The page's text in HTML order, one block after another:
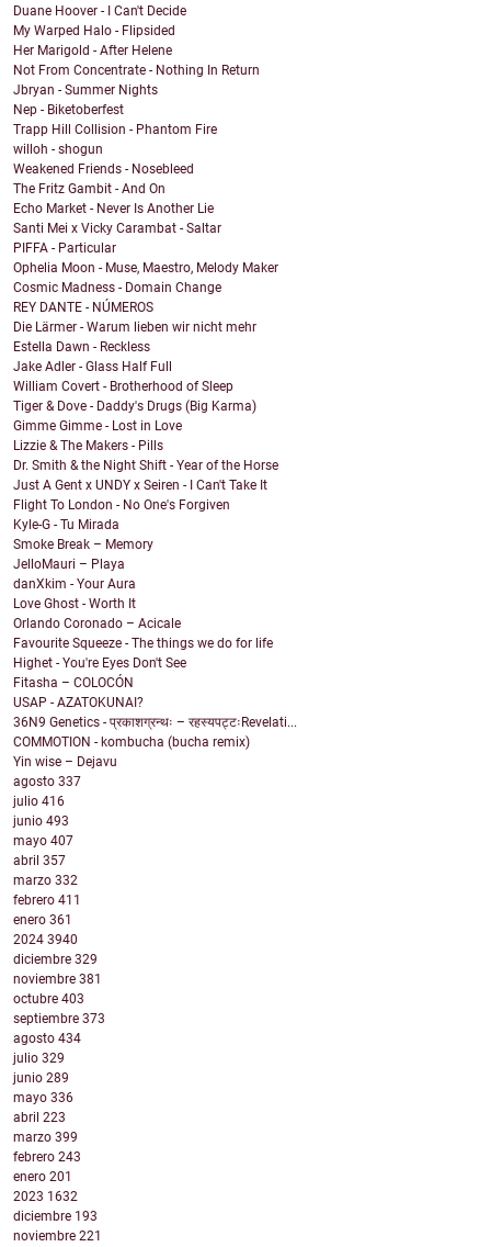
Duane Hoover - I Can't Decide
My Warped Halo - Flipsided
Her Marigold - After Helene
Not From Concentrate - Nothing In Return
Jbryan - Summer Nights
Nep - Biketoberfest
Trapp Hill Collision - Phantom Fire
willoh - shogun
Weakened Friends - Nosebleed
The Fritz Gambit - And On
Echo Market - Never Is Another Lie
Santi Mei x Vicky Carambat - Saltar
PIFFA - Particular
Ophelia Moon - Muse, Maestro, Melody Maker
Cosmic Madness - Domain Change
REY DANTE - NÚMEROS
Die Lärmer - Warum lieben wir nicht mehr
Estella Dawn - Reckless
Jake Adler - Glass Half Full
William Covert - Brotherhood of Sleep
Tiger & Dove - Daddy's Drugs (Big Karma)
Gimme Gimme - Lost in Love
Lizzie & The Makers - Pills
Dr. Smith & the Night Shift - Year of the Horse
Just A Gent x UNDY x Seiren - I Can't Take It
Flight To London - No One's Forgiven
Kyle-G - Tu Mirada
Smoke Break – Memory
JelloMauri – Playa
danXkim - Your Aura
Love Ghost - Worth It
Orlando Coronado – Acicale
Favourite Squeeze - The things we do for life
Highet - You're Eyes Don't See
Fitasha – COLOCÓN
USAP - AZATOKUNAI?
36N9 Genetics - प्रकाशग्रन्थः – रहस्यपट्टःRevelati...
COMMOTION - kombucha (bucha remix)
Yin wise – Dejavu
agosto 337
julio 416
junio 493
mayo 407
abril 357
marzo 332
febrero 411
enero 361
2024 3940
diciembre 329
noviembre 381
octubre 403
septiembre 373
agosto 434
julio 329
junio 289
mayo 336
abril 223
marzo 399
febrero 243
enero 201
2023 1632
diciembre 193
noviembre 221